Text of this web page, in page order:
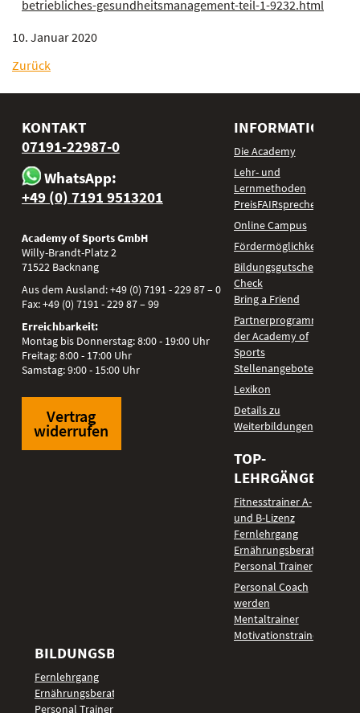
betriebliches-gesundheitsmanagement-teil-1-9232.html
10. Januar 2020
Zurück
KONTAKT
07191-22987-0
WhatsApp:
+49 (0) 7191 9513201
Academy of Sports GmbH
Willy-Brandt-Platz 2
71522 Backnang
Aus dem Ausland:+49 (0) 7191 - 229 87 – 0
Fax:+49 (0) 7191 - 229 87 – 99
Erreichbarkeit:
Montag bis Donnerstag: 8:00 - 19:00 Uhr
Freitag: 8:00 - 17:00 Uhr
Samstag: 9:00 - 15:00 Uhr
Vertrag
widerrufen
INFORMATIONEN
Die Academy
Lehr- und
Lernmethoden
PreisFAIRsprechen
Online Campus
Fördermöglichkeiten
Bildungsgutschein
Check
Bring a Friend
Partnerprogramm
der Academy of
Sports
Stellenangebote
Lexikon
Details zu
Weiterbildungen
TOP-
LEHRGÄNGE
Fitnesstrainer A-
und B-Lizenz
Fernlehrgang
Ernährungsberater
Personal Trainer
Personal Coach
werden
Mentaltrainer
Motivationstrainer
BILDUNGSBEREICHE
Fernlehrgang
Ernährungsberater
Personal Trainer